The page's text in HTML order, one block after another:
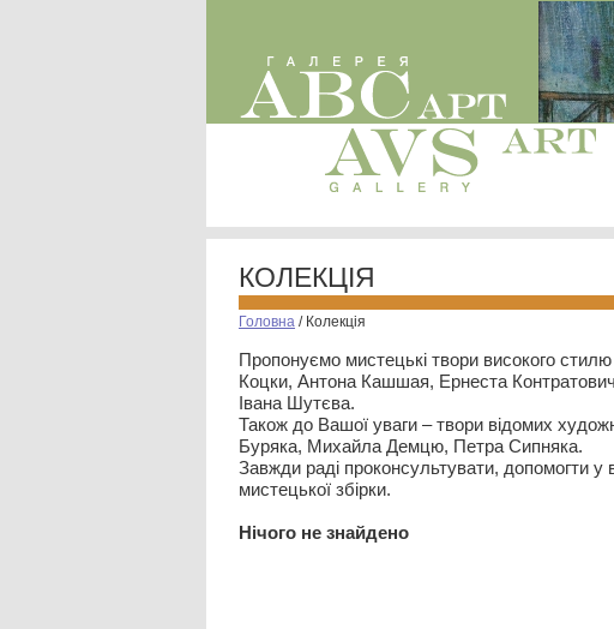
КОЛЕКЦІЯ
Головна / Колекція
Пропонуємо мистецькі твори високого
Коцки, Антона Кашшая, Ернеста
Івана Шутєва.
Також до Вашої уваги – твори відомих
Буряка, Михайла Демцю, Петра Сипняка.
Завжди раді проконсультувати, допомогти у
мистецької збірки.
Нiчого не знайдено